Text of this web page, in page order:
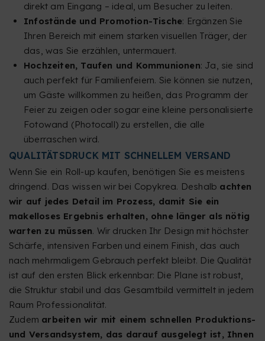
direkt am Eingang – ideal, um Besucher zu leiten.
Infostände und Promotion-Tische: Ergänzen Sie
Ihren Bereich mit einem starken visuellen Träger, der
das, was Sie erzählen, untermauert.
Hochzeiten, Taufen und Kommunionen: Ja, sie sind
auch perfekt für Familienfeiern. Sie können sie nutzen,
um Gäste willkommen zu heißen, das Programm der
Feier zu zeigen oder sogar eine kleine personalisierte
Fotowand (Photocall) zu erstellen, die alle
überraschen wird.
QUALITÄTSDRUCK MIT SCHNELLEM VERSAND
Wenn Sie ein Roll-up kaufen, benötigen Sie es meistens
dringend. Das wissen wir bei Copykrea. Deshalb achten
wir auf jedes Detail im Prozess, damit Sie ein
makelloses Ergebnis erhalten, ohne länger als nötig
warten zu müssen. Wir drucken Ihr Design mit höchster
Schärfe, intensiven Farben und einem Finish, das auch
nach mehrmaligem Gebrauch perfekt bleibt. Die Qualität
ist auf den ersten Blick erkennbar: Die Plane ist robust,
die Struktur stabil und das Gesamtbild vermittelt in jedem
Raum Professionalität.
Zudem arbeiten wir mit einem schnellen Produktions-
und Versandsystem, das darauf ausgelegt ist, Ihnen